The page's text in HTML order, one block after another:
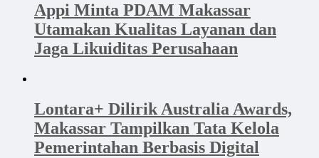
Appi Minta PDAM Makassar
Utamakan Kualitas Layanan dan
Jaga Likuiditas Perusahaan
Lontara+ Dilirik Australia Awards,
Makassar Tampilkan Tata Kelola
Pemerintahan Berbasis Digital